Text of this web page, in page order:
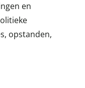
en
opstanden,